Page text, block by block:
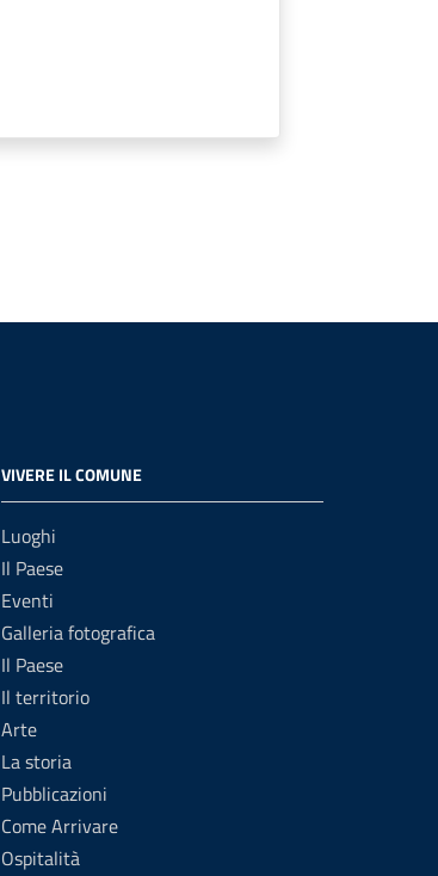
VIVERE IL COMUNE
Luoghi
Il Paese
Eventi
Galleria fotografica
Il Paese
Il territorio
Arte
La storia
Pubblicazioni
Come Arrivare
Ospitalità